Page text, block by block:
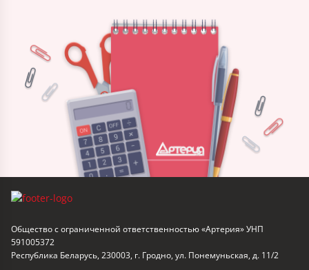
Общество с ограниченной ответственностью «Артерия» УНП
591005372
Республика Беларусь, 230003, г. Гродно, ул. Понемуньская, д. 11/2